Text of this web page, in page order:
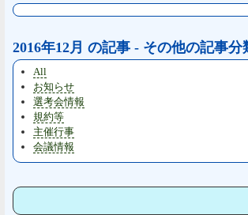
2016年12月 の記事 - その他の記事分
All
お知らせ
選考会情報
規約等
主催行事
会議情報